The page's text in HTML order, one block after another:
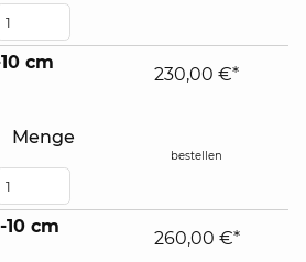
cm
Menge
230,00 €*
bestellen
cm
260,00 €*